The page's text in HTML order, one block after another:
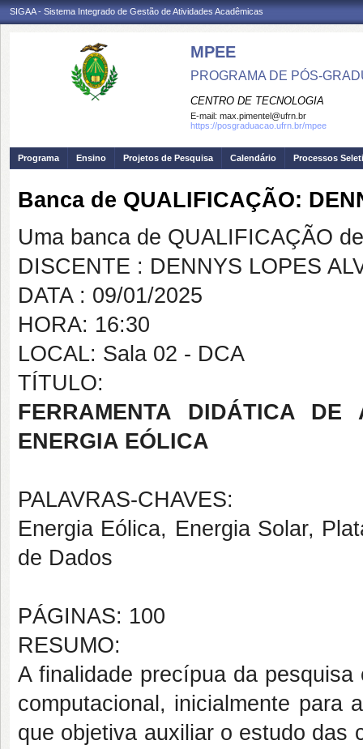
SIGAA - Sistema Integrado de Gestão de Atividades Acadêmicas
MPEE
PROGRAMA DE PÓS-
CENTRO DE TECNOLOGIA
E-mail: max.pimentel@ufrn.br
https://posgraduacao.ufrn.br/mpee
Programa Ensino Projetos de Pesquisa Calendário Processos
Banca de QUALIFICAÇÃO:
Uma banca de QUALIFICAÇÃO
DISCENTE : DENNYS LOPES
DATA : 09/01/2025
HORA: 16:30
LOCAL: Sala 02 - DCA
TÍTULO:
FERRAMENTA DIDÁTICA
ENERGIA EÓLICA
PALAVRAS-CHAVES:
Energia Eólica, Energia Solar,
de Dados
PÁGINAS: 100
RESUMO:
A finalidade precípua da
computacional, inicialmente para
que objetiva auxiliar o estudo das